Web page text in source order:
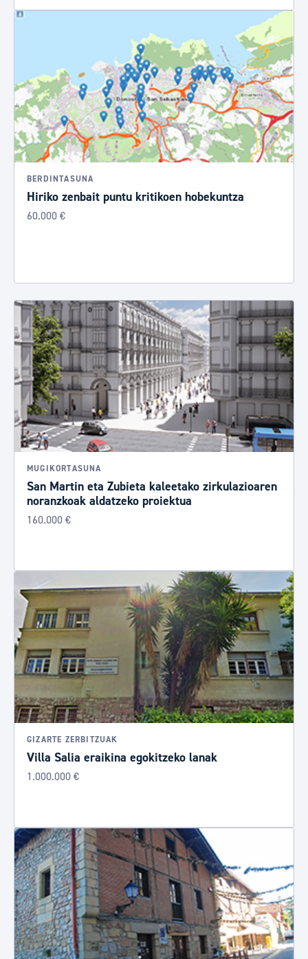
BERDINTASUNA
Hiriko zenbait puntu kritikoen hobekuntza
60.000 €
MUGIKORTASUNA
San Martin eta Zubieta kaleetako zirkulazioaren
noranzkoak aldatzeko proiektua
160.000 €
GIZARTE ZERBITZUAK
Villa Salia eraikina egokitzeko lanak
1.000.000 €